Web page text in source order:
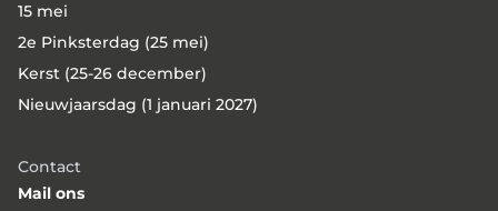
15 mei
2e Pinksterdag (25 mei)
Kerst (25-26 december)
Nieuwjaarsdag (1 januari 2027)
Contact
Mail ons